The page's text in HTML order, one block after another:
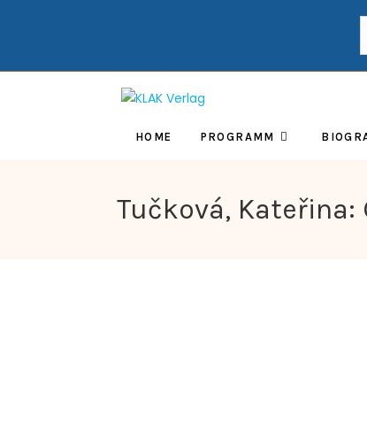
HOME PROGRAMM
Tučková,